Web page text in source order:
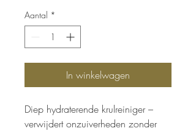
Aantal *
In winkelwagen
Diep hydraterende krulreiniger –
verwijdert onzuiverheden zonder